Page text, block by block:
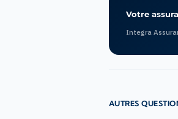
Votre
Integra
AUTRES